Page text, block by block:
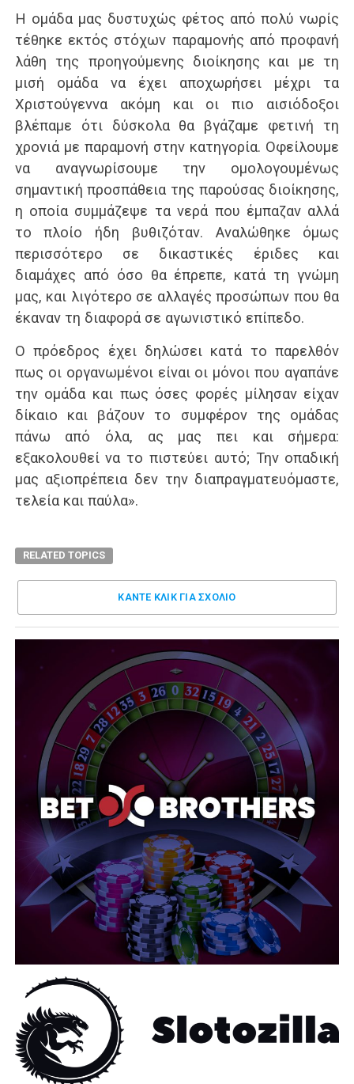
Η ομάδα μας δυστυχώς φέτος από πολύ νωρίς
τέθηκε εκτός στόχων παραμονής από προφανή
λάθη της προηγούμενης διοίκησης και με τη
μισή ομάδα να έχει αποχωρήσει μέχρι τα
Χριστούγεννα ακόμη και οι πιο αισιόδοξοι
βλέπαμε ότι δύσκολα θα βγάζαμε φετινή τη
χρονιά με παραμονή στην κατηγορία. Οφείλουμε
να αναγνωρίσουμε την ομολογουμένως
σημαντική προσπάθεια της παρούσας διοίκησης,
η οποία συμμάζεψε τα νερά που έμπαζαν αλλά
το πλοίο ήδη βυθιζόταν. Αναλώθηκε όμως
περισσότερο σε δικαστικές έριδες και
διαμάχες από όσο θα έπρεπε, κατά τη γνώμη
μας, και λιγότερο σε αλλαγές προσώπων που θα
έκαναν τη διαφορά σε αγωνιστικό επίπεδο.
Ο πρόεδρος έχει δηλώσει κατά το παρελθόν
πως οι οργανωμένοι είναι οι μόνοι που αγαπάνε
την ομάδα και πως όσες φορές μίλησαν είχαν
δίκαιο και βάζουν το συμφέρον της ομάδας
πάνω από όλα, ας μας πει και σήμερα:
εξακολουθεί να το πιστεύει αυτό; Την οπαδική
μας αξιοπρέπεια δεν την διαπραγματευόμαστε,
τελεία και παύλα».
RELATED TOPICS
ΚΑΝΤΕ ΚΛΊΚ ΓΙΑ ΣΧΌΛΙΟ